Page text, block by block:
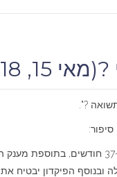
2018)
לפני כ-4 שנים משה (שם בדוי) רכש
ובנוסף הפיקדון יבטיח את